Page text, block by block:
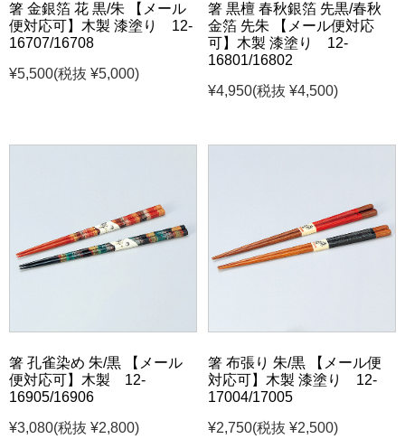
箸 金銀箔 花 黒/朱 【メール
便対応可】木製 漆塗り 12-
16707/16708
¥5,500(税抜 ¥5,000)
箸 黒檀 春秋銀箔 先黒/春秋
金箔 先朱 【メール便対応
可】木製 漆塗り 12-
16801/16802
¥4,950(税抜 ¥4,500)
箸 孔雀染め 朱/黒 【メール
便対応可】木製 12-
16905/16906
¥3,080(税抜 ¥2,800)
箸 布張り 朱/黒 【メール便
対応可】木製 漆塗り 12-
17004/17005
¥2,750(税抜 ¥2,500)